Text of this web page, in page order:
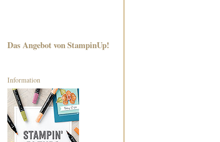
Das Angebot von StampinUp!
Information